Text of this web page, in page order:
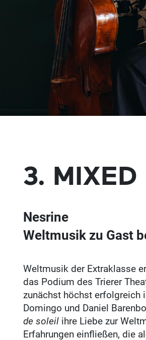
3. MIXED
Nesrine
Weltmusik zu Gast
Weltmusik der Extraklasse
das Podium des Trierer
zunächst höchst erfolgreich
Domingo und Daniel
de soleilihre Liebe zur
Erfahrungen einfließen, die